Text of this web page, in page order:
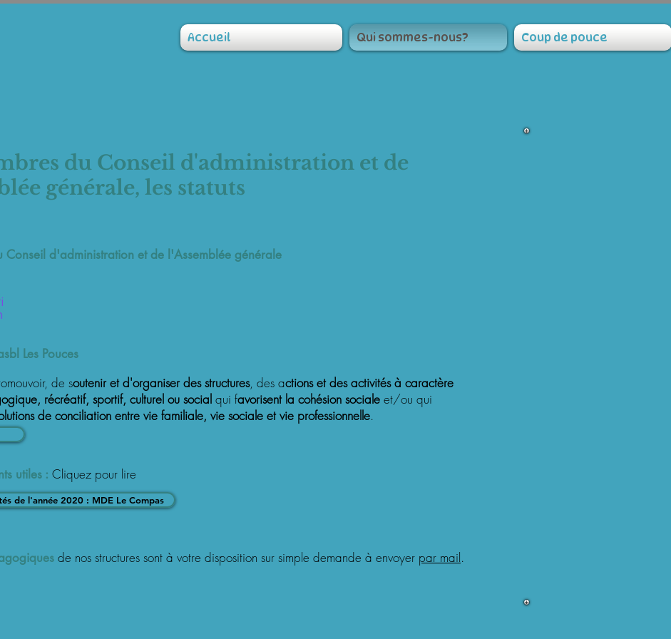
Accueil Qui sommes-nous? Coup de pouce
du Conseil d'administration et de
générale, les statuts
Conseil d'administration et de l'Assemblée générale
Les Pouces
de soutenir et d'organiser des structures, des actions et des activités à caractère
récréatif, sportif, culturel ou social qui favorisent la cohésion sociale et/ou qui
de conciliation entre vie familiale, vie sociale et vie professionnelle.
utiles : Cliquez pour lire
de nos structures sont à votre disposition sur simple demande à envoyer par mail.
de l'année 2020 : MDE Le Compas